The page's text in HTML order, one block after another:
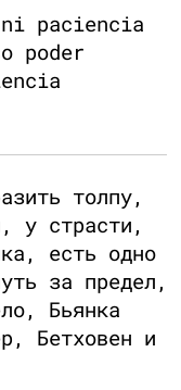
paciencia
poder
толпу,
у страсти,
есть одно
за предел,
Бьянка
Бетховен и